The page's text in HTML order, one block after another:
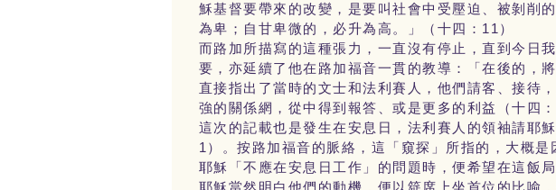
穌基督要帶來的改變，是要叫社會中受壓迫、被剝削
為卑；自甘卑微的，必升為高。」（十四：11）
而路加所描寫的這種張力，一直沒有停止，直到今日
要，亦延續了他在路加福音一貫的教導：「在後的，
直接指出了當時的文士和法利賽人，他們請客、接待
強的關係網，從中得到報答、或是更多的利益（十四
這次的記載也是發生在安息日，法利賽人的領袖請耶
1）。按路加福音的脈絡，這「窺探」所指的，大概
耶穌「不應在安息日工作」的問題時，便希望在這飯
耶穌當然明白他們的動機，便以筵席上坐首位的比喻